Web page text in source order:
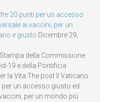
20 punti per un accesso
ai vaccini, per un
e giusto Dicembre 29,
della Commissione
19 e della Pontificia
la Vita The post Il Vaticano
per un accesso giusto ed
per un mondo più